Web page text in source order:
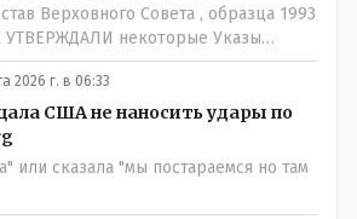
Верховного Совета , образца 1993
УТВЕРЖДАЛИ некоторые Указы
в части выборов и перевыборов и
внутренней политики, и тогда
РАСПУСТИЛ этот бунтарский
Абдильдин вам знакомо -
ЦК КП Казахстана , впоследствии -
Совета и Мажлиса и Председатель
он в то время и после и причём
2026 г. в 06:33
США не наносить удары по
или сказала "мы постараемся но там